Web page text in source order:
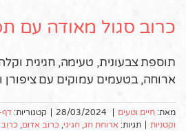
כרוב סגול מאודה עם
תוספת צבעונית, טעימה, חגיגית
ארוחה, בטעמים עמוקים עם ציפורן
מאת: חיים וטעים 28/03/2024 קטגוריות:
וקטניות
תגיות: ארוחת חג, חגיגי, כרוב אדום,